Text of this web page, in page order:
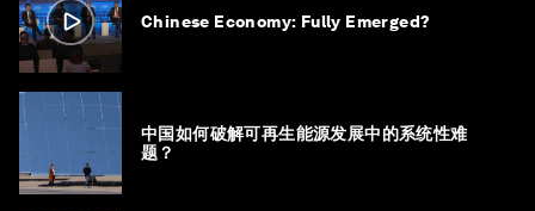
Chinese Economy: Fully Emerged?
中国如何破解可再生能源发展中的系统性难
题？